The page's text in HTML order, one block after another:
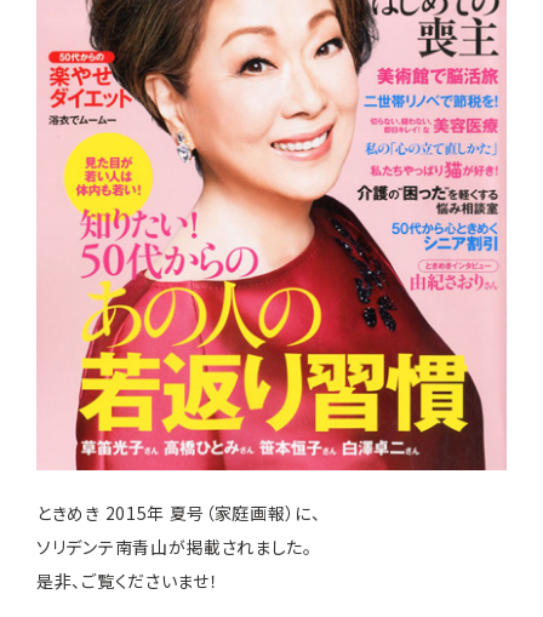
ときめき 2015年 夏号（家庭画報）に、
ソリデンテ南青山が掲載されました。
是非、ご覧くださいませ！